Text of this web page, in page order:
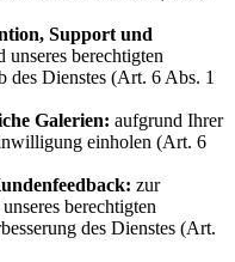
Support und
unseres berechtigten
des Dienstes (Art. 6 Abs. 1
Galerien: aufgrund Ihrer
einholen (Art. 6
zur
berechtigten
des Dienstes (Art.